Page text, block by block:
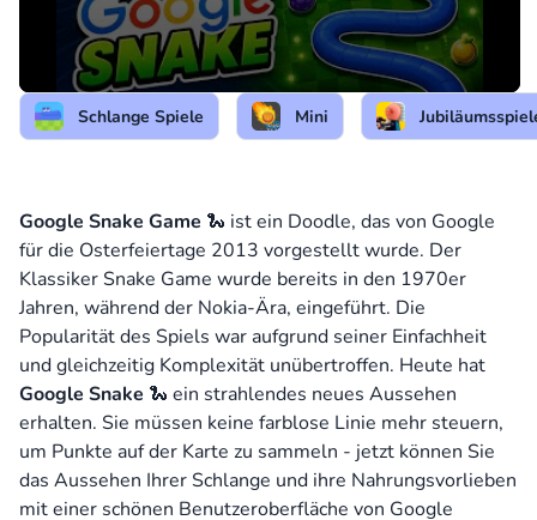
Schlange Spiele Mini
Google Snake Game 🐍 ist ein Doodle, das von Google
für die Osterfeiertage 2013 vorgestellt wurde. Der
Klassiker Snake Game wurde bereits in den 1970er
Jahren, während der Nokia-Ära, eingeführt. Die
Popularität des Spiels war aufgrund seiner Einfachheit
und gleichzeitig Komplexität unübertroffen. Heute hat
Google Snake 🐍 ein strahlendes neues Aussehen
erhalten. Sie müssen keine farblose Linie mehr steuern,
um Punkte auf der Karte zu sammeln - jetzt können Sie
das Aussehen Ihrer Schlange und ihre Nahrungsvorlieben
mit einer schönen Benutzeroberfläche von Google